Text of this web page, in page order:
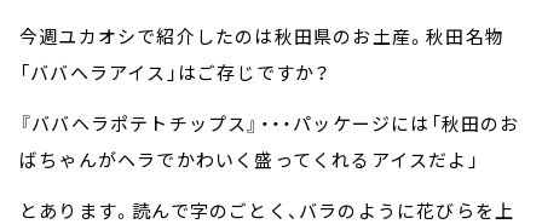
今週ユカオシで紹介したのは秋田県のお土産。秋田名物
「ババヘラアイス」はご存じですか？
『ババヘラポテトチップス』・・・パッケージには「秋田のお
ばちゃんがヘラでかわいく盛ってくれるアイスだよ」
とあります。読んで字のごとく、バラのように花びらを上